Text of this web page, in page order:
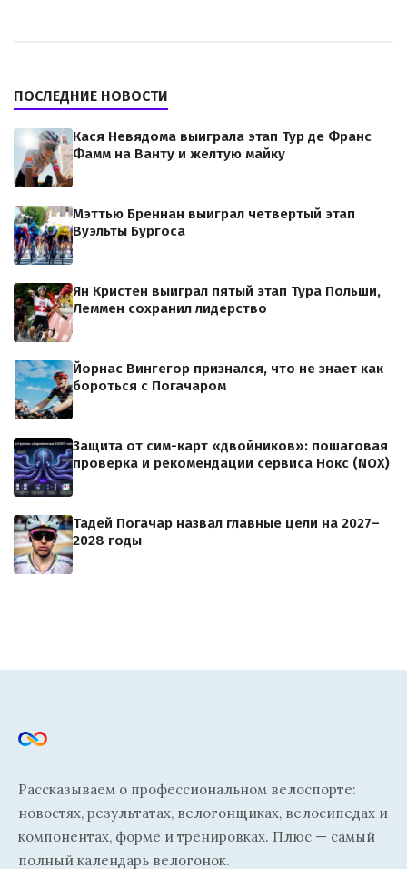
ПОСЛЕДНИЕ НОВОСТИ
Кася Невядома выиграла этап Тур де Франс
Фамм на Ванту и желтую майку
Мэттью Бреннан выиграл четвертый этап
Вуэльты Бургоса
Ян Кристен выиграл пятый этап Тура Польши,
Леммен сохранил лидерство
Йорнас Вингегор признался, что не знает как
бороться с Погачаром
Защита от сим-карт «двойников»: пошаговая
проверка и рекомендации сервиса Нокс (NOX)
Тадей Погачар назвал главные цели на 2027–
2028 годы
Рассказываем о профессиональном велоспорте:
новостях, результатах, велогонщиках, велосипедах и
компонентах, форме и тренировках. Плюс — самый
полный календарь велогонок.